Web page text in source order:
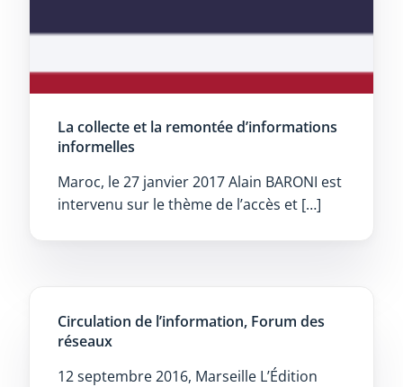
La collecte et la remontée d’informations
informelles
Maroc, le 27 janvier 2017 Alain BARONI est
intervenu sur le thème de l’accès et […]
Circulation de l’information, Forum des
réseaux
12 septembre 2016, Marseille L’Édition